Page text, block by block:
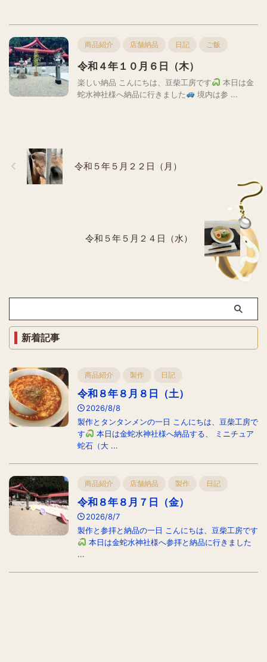
商品紹介 店舗納品 日記 ご飯
令和４年１０月６日（木）
楽しい納品 こんにちは、豆柴工房です
本日は金
蛇水神社様へ納品に行きました
境内は参 ...
令和５年５月２２日（月）
令和５年５月２４日（水）
新着記事
商品紹介 製作 日記
令和８年８月８日（土）
2026/8/8
製作とタンタンメンの一日 こんにちは、豆柴工房で
す
本日は金蛇水神社様へ納品する、 ミニチュア
蛇石（大 ...
商品紹介 店舗納品 製作 日記
令和８年８月７日（金）
2026/8/7
製作と参拝と納品の一日 こんにちは、豆柴工房です
本日は金蛇水神社様へ参拝と納品に行きました
...